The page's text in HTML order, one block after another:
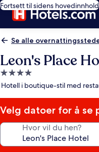
Fortsett til sidens hovedinnhold
Se alle
Leon's Place
Overnattingssted
med
stjerner
Hotell i boutique-stil med
Velg datoer for å se
Hvor vil du hen?